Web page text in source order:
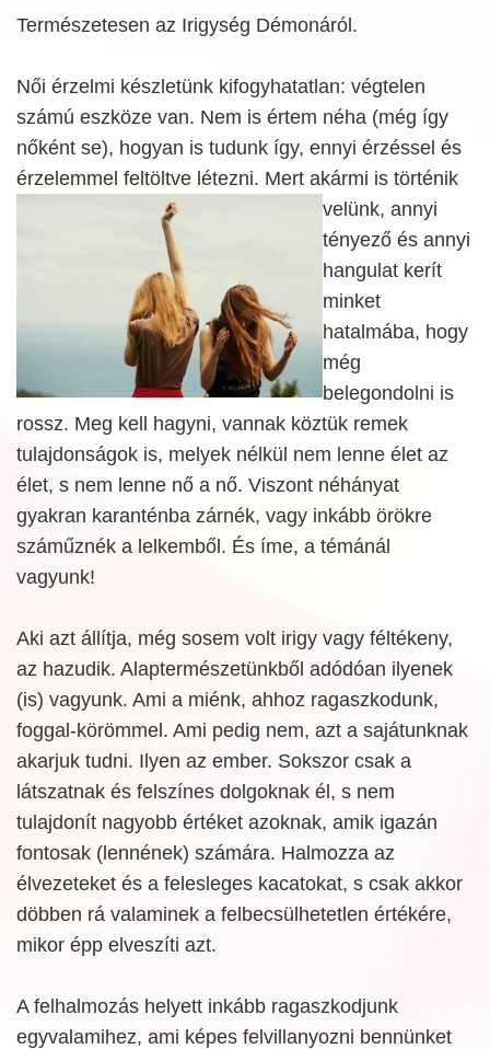
Természetesen az Irigység Démonáról.
Női érzelmi készletünk kifogyhatatlan: végtelen
számú eszköze van. Nem is értem néha (még így
nőként se), hogyan is tudunk így, ennyi érzéssel és
érzelemmel feltöltve létezni. Mert akármi is történik
velünk, annyi
tényező és annyi
hangulat kerít
minket
hatalmába, hogy
még
belegondolni is
rossz. Meg kell hagyni, vannak köztük remek
tulajdonságok is, melyek nélkül nem lenne élet az
élet, s nem lenne nő a nő. Viszont néhányat
gyakran karanténba zárnék, vagy inkább örökre
száműznék a lelkemből. És íme, a témánál
vagyunk!
Aki azt állítja, még sosem volt irigy vagy féltékeny,
az hazudik. Alaptermészetünkből adódóan ilyenek
(is) vagyunk. Ami a miénk, ahhoz ragaszkodunk,
foggal-körömmel. Ami pedig nem, azt a sajátunknak
akarjuk tudni. Ilyen az ember. Sokszor csak a
látszatnak és felszínes dolgoknak él, s nem
tulajdonít nagyobb értéket azoknak, amik igazán
fontosak (lennének) számára. Halmozza az
élvezeteket és a felesleges kacatokat, s csak akkor
döbben rá valaminek a felbecsülhetetlen értékére,
mikor épp elveszíti azt.
A felhalmozás helyett inkább ragaszkodjunk
egyvalamihez, ami képes felvillanyozni bennünket